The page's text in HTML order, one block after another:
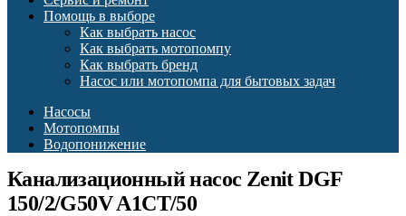
Помощь в выборе
Как выбрать насос
Как выбрать мотопомпу
Как выбрать бренд
Насос или мотопомпа для бытовых задач
Насосы
Мотопомпы
Водопонижение
Канализационный насос Zenit DGF
150/2/G50V A1CT/50